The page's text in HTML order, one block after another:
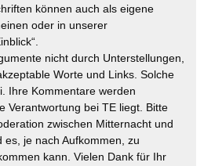
können auch als eigene
oder in unserer
nicht durch Unterstellungen,
Worte und Links. Solche
Ihre Kommentare werden
Verantwortung bei TE liegt. Bitte
zwischen Mitternacht und
je nach Aufkommen, zu
kann. Vielen Dank für Ihr